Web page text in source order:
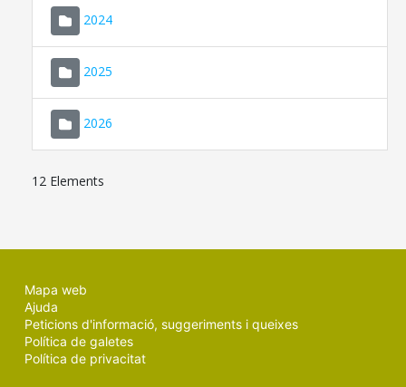
2024
2025
2026
12 Elements
Mapa web
Ajuda
Peticions d'informació, suggeriments i queixes
Política de galetes
Política de privacitat